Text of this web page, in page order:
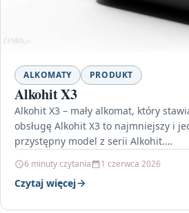
ALKOMATY PRODUKT
Alkohit X3
Alkohit X3 – mały alkomat, który
obsługę Alkohit X3 to najmniejszy i
przystępny model z serii Alkohit.…
6 minuty czytania 1 czerwca 2026
Czytaj więcej